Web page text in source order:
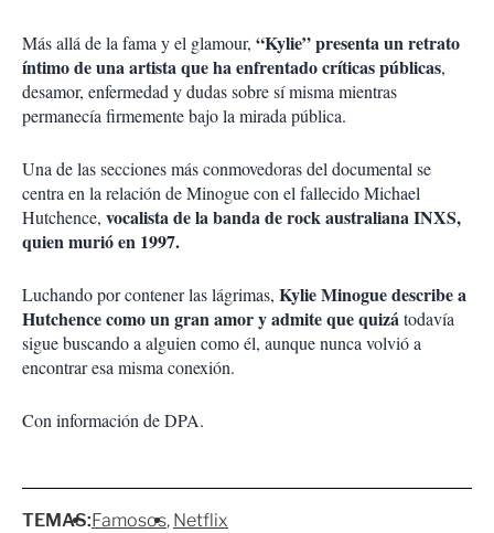
Más allá de la fama y el glamour, “Kylie” presenta un retrato
íntimo de una artista que ha enfrentado críticas públicas,
desamor, enfermedad y dudas sobre sí misma mientras
permanecía firmemente bajo la mirada pública.
Una de las secciones más conmovedoras del documental se
centra en la relación de Minogue con el fallecido Michael
Hutchence, vocalista de la banda de rock australiana INXS,
quien murió en 1997.
Luchando por contener las lágrimas, Kylie Minogue describe a
Hutchence como un gran amor y admite que quizátodavía
sigue buscando a alguien como él, aunque nunca volvió a
encontrar esa misma conexión.
Con información de DPA.
TEMAS:Famosos Netflix